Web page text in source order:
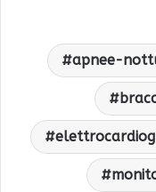
apnee-